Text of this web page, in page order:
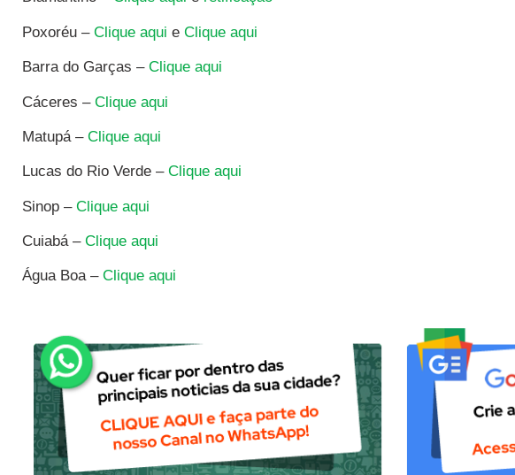
Poxoréu – Clique aqui e Clique aqui
Barra do Garças – Clique aqui
Cáceres – Clique aqui
Matupá – Clique aqui
Lucas do Rio Verde – Clique aqui
Sinop – Clique aqui
Cuiabá – Clique aqui
Água Boa – Clique aqui